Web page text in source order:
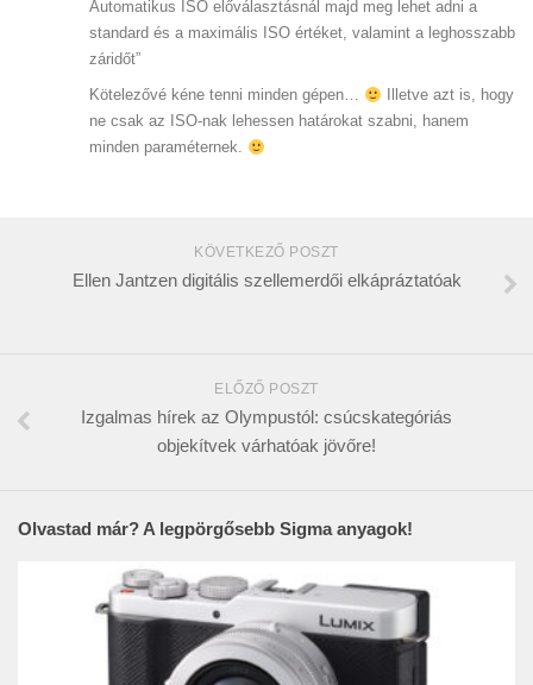
Automatikus ISO előválasztásnál majd meg lehet adni a
standard és a maximális ISO értéket, valamint a leghosszabb
záridőt”
Kötelezővé kéne tenni minden gépen…
Illetve azt is, hogy
ne csak az ISO-nak lehessen határokat szabni, hanem
minden paraméternek.
KÖVETKEZŐ POSZT
Ellen Jantzen digitális szellemerdői elkápráztatóak
ELŐZŐ POSZT
Izgalmas hírek az Olympustól: csúcskategóriás
objekítvek várhatóak jövőre!
Olvastad már? A legpörgősebb Sigma anyagok!